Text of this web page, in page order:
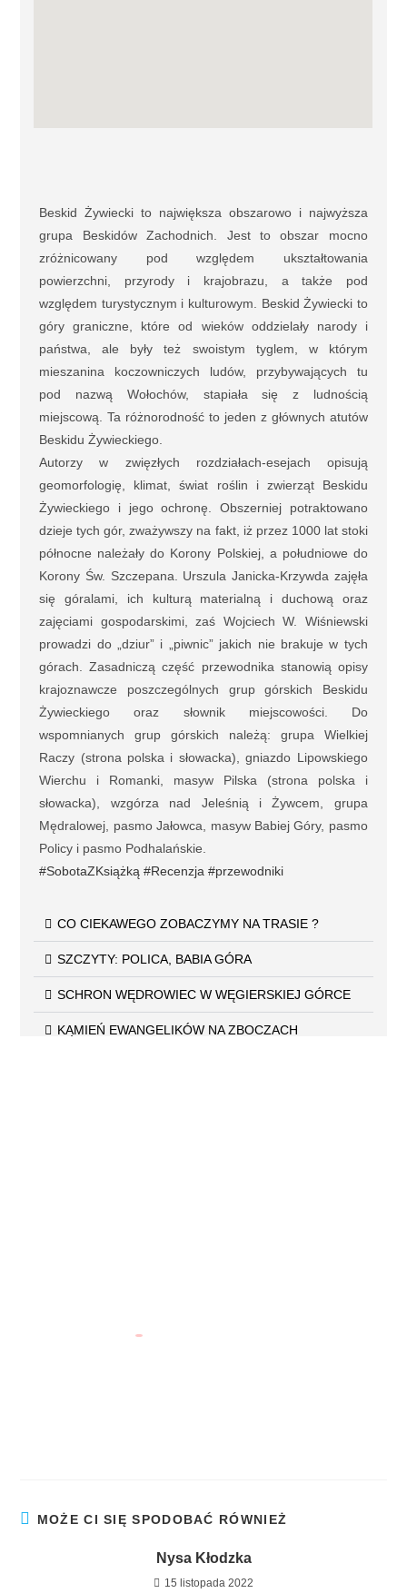
Beskid Żywiecki to największa obszarowo i najwyższa
grupa Beskidów Zachodnich. Jest to obszar mocno
zróżnicowany pod względem ukształtowania
powierzchni, przyrody i krajobrazu, a także pod
względem turystycznym i kulturowym. Beskid Żywiecki to
góry graniczne, które od wieków oddzielały narody i
państwa, ale były też swoistym tyglem, w którym
mieszanina koczowniczych ludów, przybywających tu
pod nazwą Wołochów, stapiała się z ludnością
miejscową. Ta różnorodność to jeden z głównych atutów
Beskidu Żywieckiego.
Autorzy w zwięzłych rozdziałach-esejach opisują
geomorfologię, klimat, świat roślin i zwierząt Beskidu
Żywieckiego i jego ochronę. Obszerniej potraktowano
dzieje tych gór, zważywszy na fakt, iż przez 1000 lat stoki
północne należały do Korony Polskiej, a południowe do
Korony Św. Szczepana. Urszula Janicka-Krzywda zajęła
się góralami, ich kulturą materialną i duchową oraz
zajęciami gospodarskimi, zaś Wojciech W. Wiśniewski
prowadzi do „dziur” i „piwnic” jakich nie brakuje w tych
górach. Zasadniczą część przewodnika stanowią opisy
krajoznawcze poszczególnych grup górskich Beskidu
Żywieckiego oraz słownik miejscowości. Do
wspomnianych grup górskich należą: grupa Wielkiej
Raczy (strona polska i słowacka), gniazdo Lipowskiego
Wierchu i Romanki, masyw Pilska (strona polska i
słowacka), wzgórza nad Jeleśnią i Żywcem, grupa
Mędralowej, pasmo Jałowca, masyw Babiej Góry, pasmo
Policy i pasmo Podhalańskie.
#SobotaZKsiążką #Recenzja #przewodniki
CO CIEKAWEGO ZOBACZYMY NA TRASIE ?
SZCZYTY: POLICA, BABIA GÓRA
SCHRON WĘDROWIEC W WĘGIERSKIEJ GÓRCE
KAMIEŃ EWANGELIKÓW NA ZBOCZACH
MOŻE CI SIĘ SPODOBAĆ RÓWNIEŻ
Nysa Kłodzka
15 listopada 2022